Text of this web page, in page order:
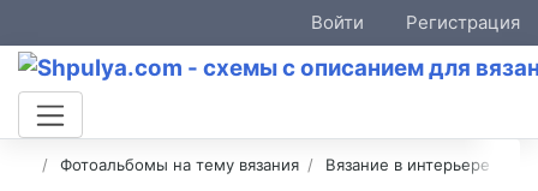
Войти Регистрация
Фотоальбомы на тему вязания Вязание в интерьере